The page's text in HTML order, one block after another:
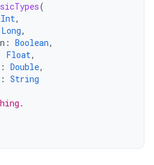
(
Int,
Long,
: Boolean,
Float,
: Double,
: String